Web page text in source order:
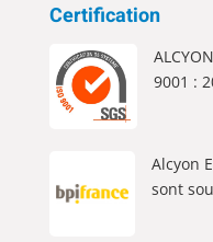
Certification
9001 :
Alcyon
sont